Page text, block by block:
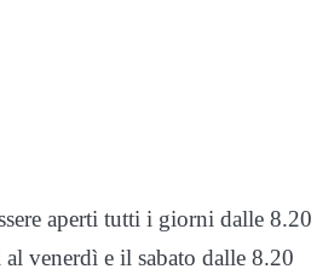
aperti tutti i giorni dalle 8.20
venerdì e il sabato dalle 8.20